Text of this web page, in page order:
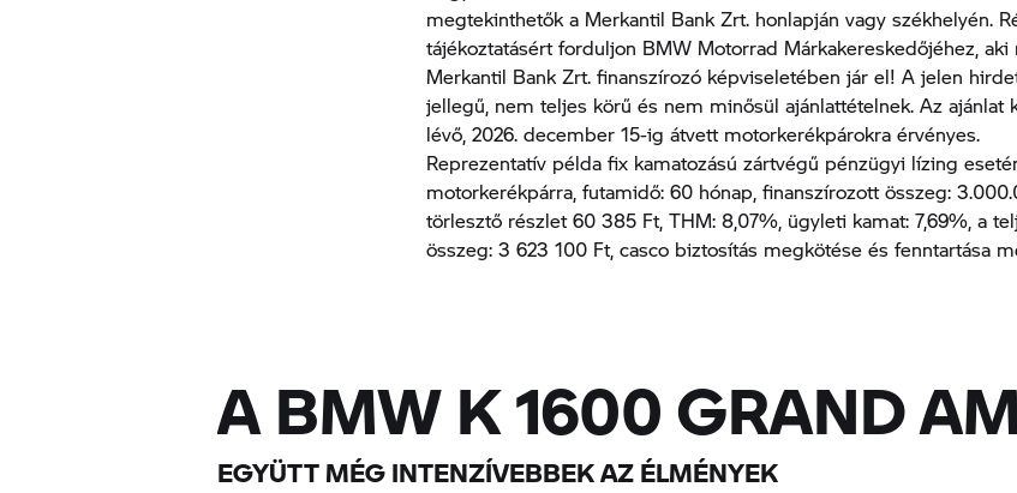
megtekinthetők a Merkantil Bank Zrt. honlapján vagy székhelyén.
tájékoztatásért forduljon BMW Motorrad Márkakereskedőjéhez,
Merkantil Bank Zrt. finanszírozó képviseletében jár el! A jelen
jellegű, nem teljes körű és nem minősül ajánlattételnek. Az ajánlat
lévő, 2026. december 15-ig átvett motorkerékpárokra érvényes.
Reprezentatív példa fix kamatozású zártvégű pénzügyi lízing
motorkerékpárra, futamidő: 60 hónap, finanszírozott összeg:
törlesztő részlet 60 385 Ft, THM: 8,07%, ügyleti kamat: 7,69%, a
összeg: 3 623 100 Ft, casco biztosítás megkötése és fenntartása
A BMW K 1600 GRAND
EGYÜTT MÉG INTENZÍVEBBEK AZ ÉLMÉNYEK